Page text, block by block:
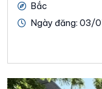
Bắc
Ngày đăng: 03/